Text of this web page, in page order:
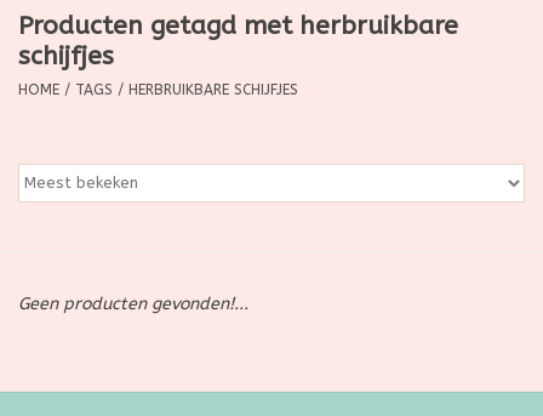
Grimeermateriaal
Eten/Drinken
SALE
Producten getagd met herbruikbare
schijfjes
HOME / TAGS / HERBRUIKBARE SCHIJFJES
Geen producten gevonden!...